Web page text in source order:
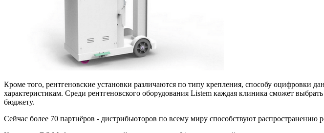
Кроме того, рентгеновские установки различаются по типу крепления, способу оцифровки
характеристикам. Среди рентгеновского оборудования Listem каждая клиника сможет
бюджету.
Сейчас более 70 партнёров - дистрибьюторов по всему миру способствуют распространению